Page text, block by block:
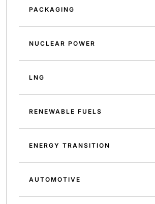
PACKAGING
NUCLEAR POWER
LNG
RENEWABLE FUELS
ENERGY TRANSITION
AUTOMOTIVE